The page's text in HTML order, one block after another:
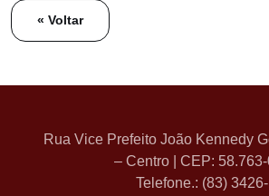
« Voltar
Rua Vice Prefeito João Kennedy
– Centro | CEP:
Telefone.: (83)